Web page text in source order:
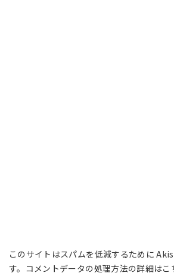
このサイトはスパムを低減するために
す。 コメントデータの処理方法の詳細は